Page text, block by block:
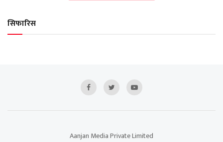
सिफारिस
Aanjan Media Private Limited